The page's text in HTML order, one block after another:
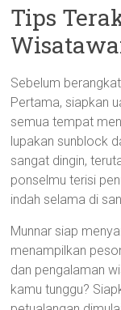
Tips
Sebelum
Pertama, siapkan
semua tempat
lupakan sunblock
sangat dingin,
ponselmu terisi
indah selama di
Munnar siap
menampilkan
dan pengalaman
kamu tunggu?